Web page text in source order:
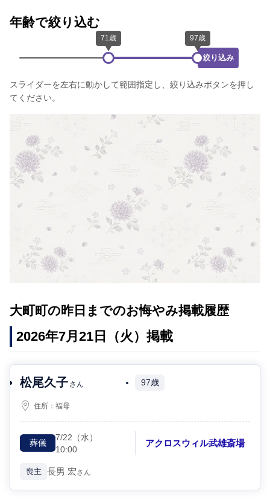
年齢で絞り込む
絞り込み
スライダーを左右に動かして範囲指定し、絞り込みボタンを押し
てください。
大町町の昨日までのお悔やみ掲載履歴
2026年7月21日（火）掲載
松尾久子 さん 97歳
住所：福母
葬儀
7/22 （水）
10:00
アクロスウィル武雄斎場
喪主 長男 宏さん